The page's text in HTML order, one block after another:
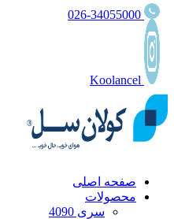
صفحه اصلی
محصولات
سری 4090